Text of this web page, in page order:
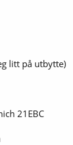
litt på utbytte)
21EBC